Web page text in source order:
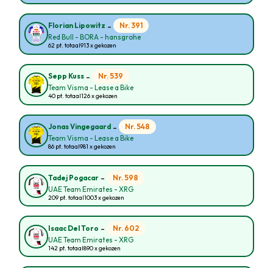
Florian Lipowitz - Nr. 391
Red Bull - BORA - hansgrohe
62 pt. totaal913 x gekozen
Sepp Kuss - Nr. 539
Team Visma - Lease a Bike
40 pt. totaal126 x gekozen
Jonas Vingegaard - Nr. 548
Team Visma - Lease a Bike
86 pt. totaal981 x gekozen
Tadej Pogacar - Nr. 598
UAE Team Emirates - XRG
209 pt. totaal1003 x gekozen
Isaac Del Toro - Nr. 602
UAE Team Emirates - XRG
142 pt. totaal890 x gekozen